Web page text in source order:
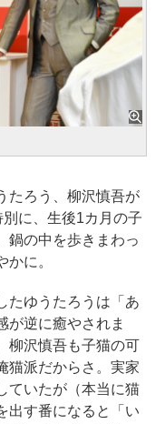
たろう、柳沢慎吾が
別に、生後1カ月の子
鍋の中を歩きまわっ
に。
たゆうたろうは「あ
逆に癒やされま
沢慎吾も子猫の可
猫派だからさ。実家
ていたが（本当に猫
出す番になると「い